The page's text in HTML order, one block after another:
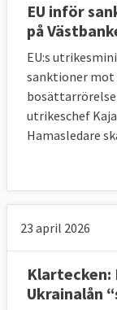
område
över en
kommer
EU inför
på
EU:s
sanktioner mot
utrikeschef
Hamasledare
23 april 2026
Klartecken:
Ukrainalån